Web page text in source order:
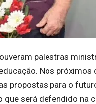
palestras
Nos
propostas para o
que será defendido na